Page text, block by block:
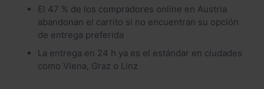
El 47 % de los compradores online en Austria
abandonan el carrito si no encuentran su opción
de entrega preferida
La entrega en 24 h ya es el estándar en ciudades
como Viena, Graz o Linz